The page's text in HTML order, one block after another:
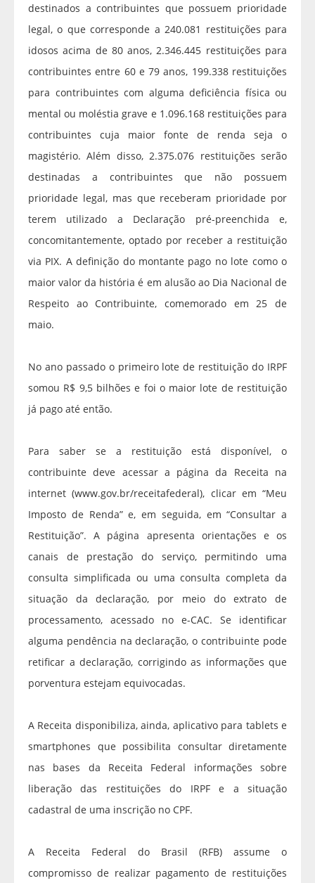
destinados a contribuintes que possuem prioridade
legal, o que corresponde a 240.081 restituições para
idosos acima de 80 anos, 2.346.445 restituições para
contribuintes entre 60 e 79 anos, 199.338 restituições
para contribuintes com alguma deficiência física ou
mental ou moléstia grave e 1.096.168 restituições para
contribuintes cuja maior fonte de renda seja o
magistério. Além disso, 2.375.076 restituições serão
destinadas a contribuintes que não possuem
prioridade legal, mas que receberam prioridade por
terem utilizado a Declaração pré-preenchida e,
concomitantemente, optado por receber a restituição
via PIX. A definição do montante pago no lote como o
maior valor da história é em alusão ao Dia Nacional de
Respeito ao Contribuinte, comemorado em 25 de
maio.
No ano passado o primeiro lote de restituição do IRPF
somou R$ 9,5 bilhões e foi o maior lote de restituição
já pago até então.
Para saber se a restituição está disponível, o
contribuinte deve acessar a página da Receita na
internet (www.gov.br/receitafederal), clicar em “Meu
Imposto de Renda” e, em seguida, em “Consultar a
Restituição”. A página apresenta orientações e os
canais de prestação do serviço, permitindo uma
consulta simplificada ou uma consulta completa da
situação da declaração, por meio do extrato de
processamento, acessado no e-CAC. Se identificar
alguma pendência na declaração, o contribuinte pode
retificar a declaração, corrigindo as informações que
porventura estejam equivocadas.
A Receita disponibiliza, ainda, aplicativo para tablets e
smartphones que possibilita consultar diretamente
nas bases da Receita Federal informações sobre
liberação das restituições do IRPF e a situação
cadastral de uma inscrição no CPF.
A Receita Federal do Brasil (RFB) assume o
compromisso de realizar pagamento de restituições